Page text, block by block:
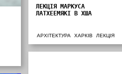
ЛЕКЦІЯ МАРКУСА
ЛАТХЕЕМЯКІ В ХША
АРХІТЕКТУРА ХАРКІВ ЛЕКЦІЯ